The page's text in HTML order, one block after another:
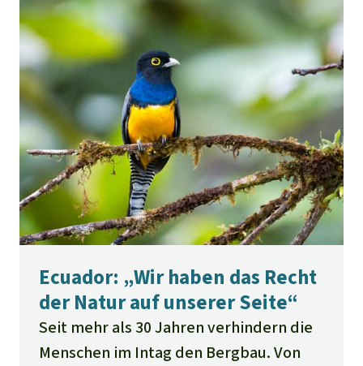
Ecuador: „Wir haben das Recht
der Natur auf unserer Seite“
Seit mehr als 30 Jahren verhindern die
Menschen im Intag den Bergbau. Von